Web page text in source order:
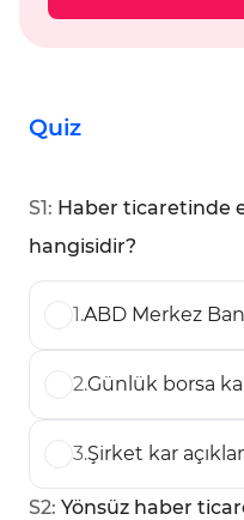
Quiz
S1: Haber ticaretinde
hangisidir?
1.ABD Merkez
2.Günlük borsa
3.Şirket kar
S2: Yönsüz haber